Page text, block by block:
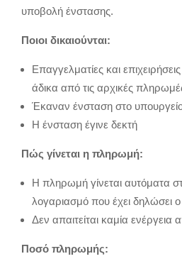
υποβολή ένστασης.
Ποιοι δικαιούνται:
Επαγγελματίες και
άδικα από τις αρχικές
Έκαναν ένσταση στο
Η ένσταση έγινε δεκτή
Πώς γίνεται η πληρωμή:
Η πληρωμή γίνεται αυτόματα
λογαριασμό που έχει δηλώσει ο
Δεν απαιτείται καμία ενέργεια
Ποσό πληρωμής: